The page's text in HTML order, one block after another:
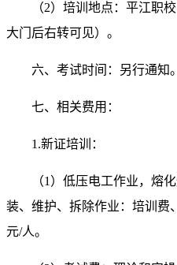
（2）培训地点：平江职
大门后右转可见）。
六、考试时间：另行通知。
七、相关费用：
1.新证培训：
（1）低压电工作业，熔
装、维护、拆除作业：培训费
元/人。